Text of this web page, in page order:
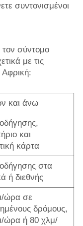
συντονισμένοι
τον σύντομο
με τις
Αφρική:
και άνω
και
κάρτα
στα
ή διεθνής
ώρα σε
δρόμους,
ώρα ή 80 χλμ/